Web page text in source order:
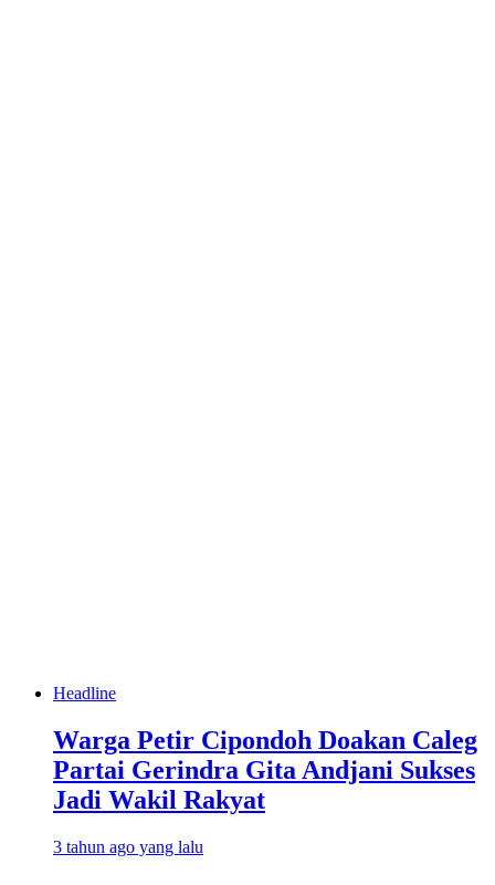
Headline
Warga Petir Cipondoh Doakan Caleg
Partai Gerindra Gita Andjani Sukses
Jadi Wakil Rakyat
3 tahun ago yang lalu